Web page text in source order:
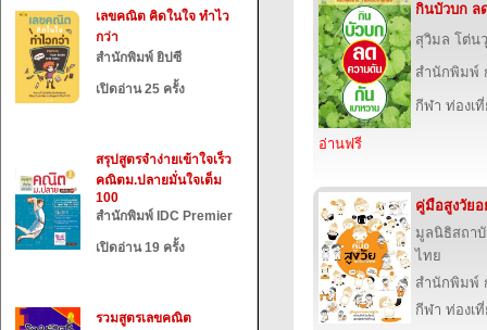
เลขคณิต คิดในใจ ทำไว
กว่า
สำนักพิมพ์ ยิปซี
เปิดอ่าน 25 ครั้ง
สรุปสูตรจำง่ายเข้าใจเร็ว
คณิตม.ปลายมั่นใจเต็ม
100
สำนักพิมพ์ IDC Premier
เปิดอ่าน 19 ครั้ง
รวมสูตรเลขคณิต
กินบัวบก ล
สุวิมล โต่น
สำนักพิมพ์
กีฬา ท่องเ
อ่านฟรี
คู่มือสูงวัย
มูลนิธิสถา
ไทย
สำนักพิมพ์
กีฬา ท่องเ